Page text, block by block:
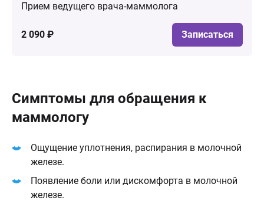
Прием ведущего врача-маммолога
2 090 ₽ Записаться
Симптомы для обращения к
маммологу
Ощущение уплотнения, распирания в молочной
железе.
Появление боли или дискомфорта в молочной
железе.